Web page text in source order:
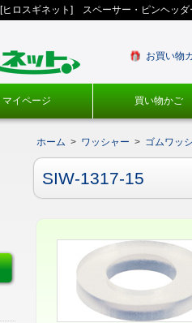
[ヒロスギネット] スペーサー・ピンヘッ
お買い物
マイページ 買い物かご
ホーム > ワッシャー > ゴムワッ
SIW-1317-15